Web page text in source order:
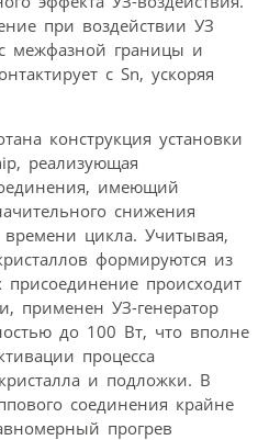
при воздействии УЗ
межфазной границы и
с Sn, ускоряя
конструкция установки
реализующая
имеющий
снижения
цикла. Учитывая,
формируются из
происходит
применен УЗ-генератор
до 100 Вт, что вполне
процесса
и подложки. В
соединения крайне
прогрев